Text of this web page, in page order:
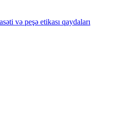
və peşə etikası qaydaları